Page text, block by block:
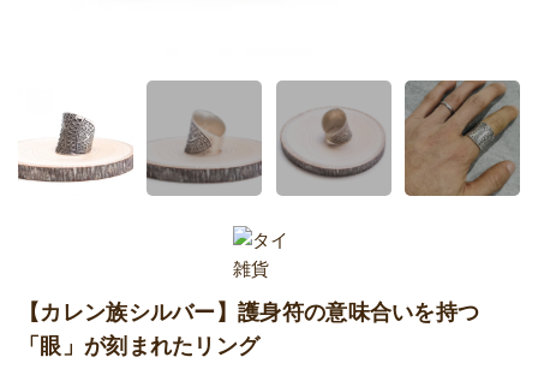
【カレン族シルバー】護身符の意味合いを持つ
「眼」が刻まれたリング